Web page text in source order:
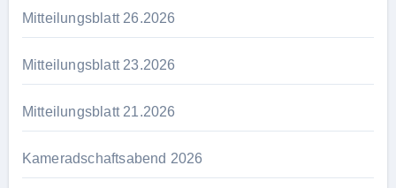
Mitteilungsblatt 26.2026
Mitteilungsblatt 23.2026
Mitteilungsblatt 21.2026
Kameradschaftsabend 2026